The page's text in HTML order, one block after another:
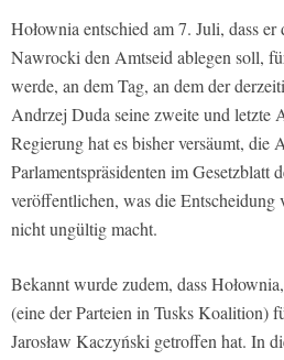
Hołownia entschied am 7. Juli, dass
Nawrocki den Amtseid ablegen soll,
werde, an dem Tag, an dem der
Andrzej Duda seine zweite und letzte
Regierung hat es bisher versäumt, die
Parlamentspräsidenten im Gesetzblatt
veröffentlichen, was die Entscheidung
nicht ungültig macht.
Bekannt wurde zudem, dass
(eine der Parteien in Tusks Koalition)
Jarosław Kaczyński getroffen hat. In